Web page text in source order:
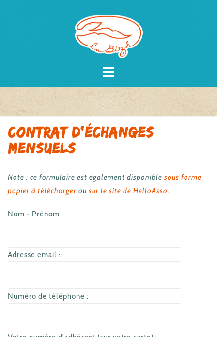
Contrat d’échanges
mensuels
Note : ce formulaire est également disponible sous forme
papier à télécharger ou sur le site de HelloAsso.
Nom - Prénom :
Adresse email :
a
Numéro de téléphone :